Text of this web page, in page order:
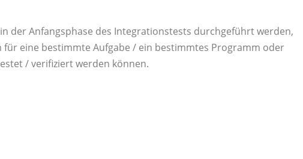
der Anfangsphase des Integrationstests durchgeführt werden,
für eine bestimmte Aufgabe / ein bestimmtes Programm oder
/ verifiziert werden können.